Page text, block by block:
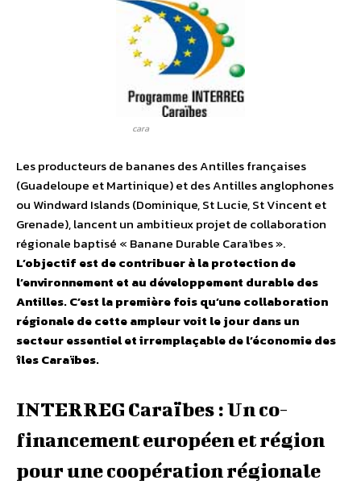
cara
Les producteurs de bananes des Antilles françaises
(Guadeloupe et Martinique) et des Antilles anglophones
ou Windward Islands (Dominique, St Lucie, St Vincent et
Grenade), lancent un ambitieux projet de collaboration
régionale baptisé « Banane Durable Caraïbes ».
L’objectif est de contribuer à la protection de
l’environnement et au développement durable des
Antilles. C’est la première fois qu’une collaboration
régionale de cette ampleur voit le jour dans un
secteur essentiel et irremplaçable de l’économie des
îles Caraïbes.
INTERREG Caraïbes : Un co-
financement européen et région
pour une coopération régionale